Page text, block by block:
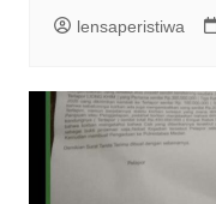
lensaperistiwa